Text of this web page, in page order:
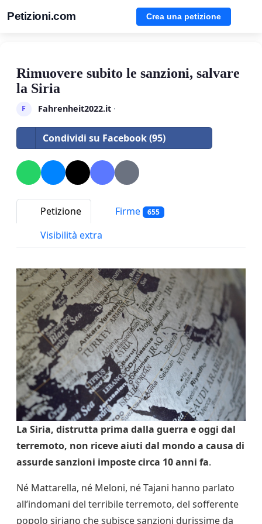
Petizioni.com Crea una petizione
Rimuovere subito le sanzioni, salvare
la Siria
F Fahrenheit2022.it·
Condividi su Facebook (95)
Petizione Firme 655
Visibilità extra
La Siria, distrutta prima dalla guerra e oggi dal
terremoto, non riceve aiuti dal mondo a causa di
assurde sanzioni imposte circa 10 anni fa.
Né Mattarella, né Meloni, né Tajani hanno parlato
all’indomani del terribile terremoto, del sofferente
popolo siriano che subisce sanzioni durissime da